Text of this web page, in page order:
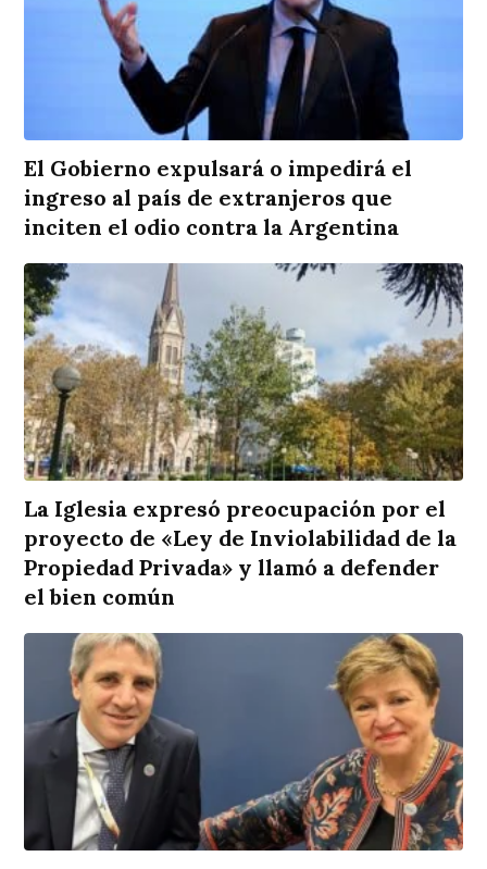
El Gobierno expulsará o impedirá el
ingreso al país de extranjeros que
inciten el odio contra la Argentina
La Iglesia expresó preocupación por el
proyecto de «Ley de Inviolabilidad de la
Propiedad Privada» y llamó a defender
el bien común